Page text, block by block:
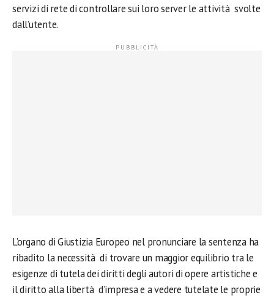
servizi di rete di controllare sui loro server le attività svolte
dall’utente.
L’organo di Giustizia Europeo nel pronunciare la sentenza ha
ribadito la necessità di trovare un maggior equilibrio tra le
esigenze di tutela dei diritti degli autori di opere artistiche e
il diritto alla libertà d’impresa e a vedere tutelate le proprie